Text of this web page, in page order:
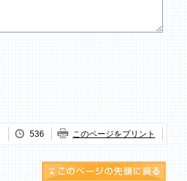
536 このページをプリント